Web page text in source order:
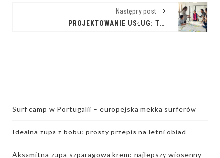
Następny post
PROJEKTOWANIE USŁUG: TWORZENIE WARTOŚCI SKIEROWANEJ NA KLIENTA
Surf camp w Portugalii – europejska mekka surferów
Idealna zupa z bobu: prosty przepis na letni obiad
Aksamitna zupa szparagowa krem: najlepszy wiosenny